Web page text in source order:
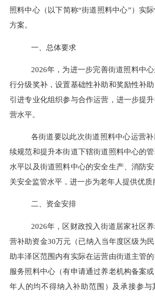
照料中心（以下简称“街道照料中心”）实际
方案。
一、总体要求
2026年， 为进一步完善街道照料中
行分级奖补，设置基础性补助和奖励性补
引进专业化组织参与合作运营， 进一步提升
营水平。
各街道要以此次街道照料中心运营
续规范和提升本街道下辖街道照料中心的
水平以及街道照料中心的安全生产、消防
关安全监管水平，进一步为老年人提供优质
二、资金安排
2026年， 区财政投入街道居家社区
营补助资金30万元 （已纳入当年度区级为
助丰泽区范围内有实际在运营由街道主管的
服务照料中心 （有申请通过养老机构备案
年人的均不得纳入补助范围） 及 承接参与